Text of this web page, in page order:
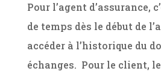
Pour l’agent d’assurance,
de temps dès le début de
accéder à l’historique du
échanges. Pour le client,